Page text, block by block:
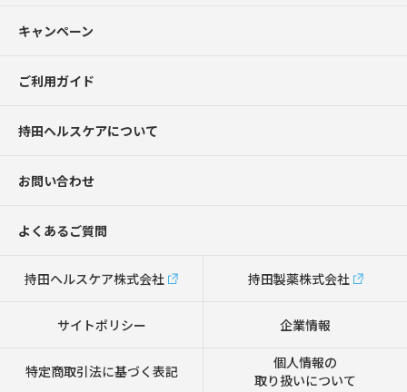
キャンペーン
ご利用ガイド
持田ヘルスケアについて
お問い合わせ
よくあるご質問
持田ヘルスケア株式会社 持田製薬株式会社
サイトポリシー 企業情報
特定商取引法に基づく表記
個人情報の
取り扱いについて